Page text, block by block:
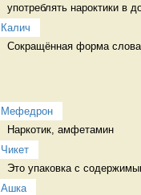
употреблять нароктики в
Калич
Сокращённая форма
Мефедрон
Наркотик, амфетамин
Чикет
Это упаковка с
Ашка